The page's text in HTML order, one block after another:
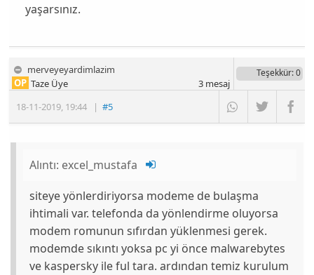
yaşarsınız.
merveyeyardimlazim
18-11-2019 19:44 |#5
OP Taze Üye
Teşekkür: 0
3mesaj
Alıntı: excel_mustafa
siteye yönlerdiriyorsa modeme de bulaşma
ihtimali var. telefonda da yönlendirme oluyorsa
modem romunun sıfırdan yüklenmesi gerek.
modemde sıkıntı yoksa pc yi önce malwarebytes
ve kaspersky ile ful tara. ardından temiz kurulum